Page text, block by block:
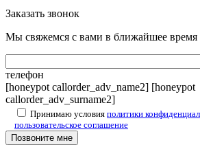
Заказать звонок
Мы свяжемся с вами в ближайшее время
телефон
[honeypot callorder_adv_name2] [honeypot
callorder_adv_surname2]
Принимаю условия политики
пользовательское соглашение